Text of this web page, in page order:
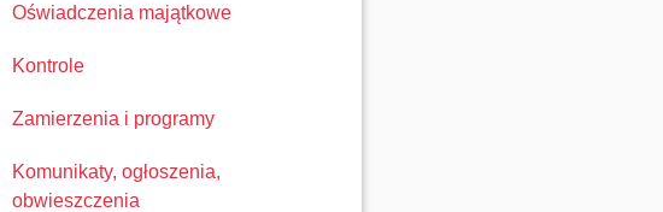
Oświadczenia majątkowe
Kontrole
Zamierzenia i programy
Komunikaty, ogłoszenia,
obwieszczenia